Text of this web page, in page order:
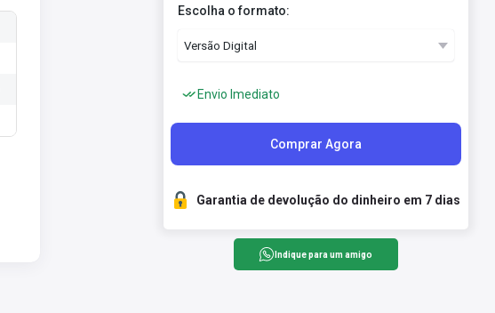
Escolha o formato:
Envio Imediato
Comprar Agora
Garantia de devolução do dinheiro em 7 dias
Indique para um amigo